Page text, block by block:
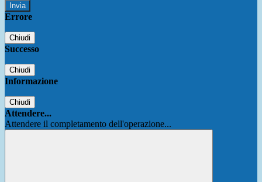
Errore
Chiudi
Successo
Chiudi
Informazione
Chiudi
Attendere...
Attendere il completamento dell'operazione...